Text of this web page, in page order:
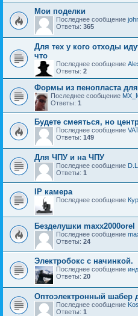
Мои поделки
Последнее сообщение
Ответы: 365
Для тех у кого отходы
что
Последнее сообщение
Ответы: 2
Формы из пенопласта
Последнее сообщение
Ответы: 1
Будете смеяться, но
Последнее сообщение
Ответы: 149
Для ЧПУ и на ЧПУ
Последнее сообщение D.L.
Ответы: 1
IP камера
Последнее сообщение
Безделушки maxx2000orel
Последнее сообщение
Ответы: 24
Электробокс с начинкой.
Последнее сообщение
Ответы: 20
Оптоэлектронный шабер
Последнее сообщение
Ответы: 1